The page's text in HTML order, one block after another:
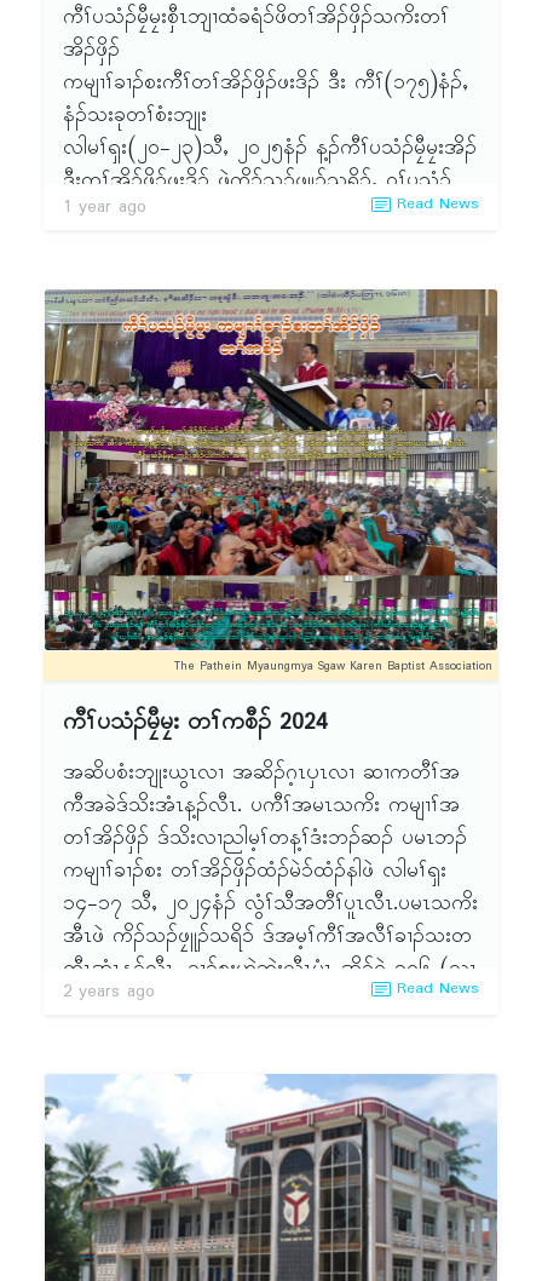
ကီၢ်ပသံၣ်မၠီမၠးစှီၤဘျၢထံခရံ၁်ဖိတၢ်အိၣ်ဖှိၣ်သကိးတၢ်
အိၣ်ဖှိၣ်
ကမျၢၢ်ခၢၣ်စးကီၢ်တၢ်အိၣ်ဖှိၣ်ဖးဒိၣ် ဒီး ကီၢ်(၁၇၅)နံၣ်ႇ
နံၣ်သးခုတၢ်စံးဘျုး
လါမၢ်ၡး(၂ဝ-၂၃)သီႇ ၂ဝ၂၅နံၣ် န့ၣ်ကီၢ်ပသံၣ်မၠီမၠးအိၣ်
ဒီးတၢ်အိၣ်ဖှိၣ်ဖးဒိၣ် ဖဲကိၣ်သၣ်ဖၠူၣ်သရိ၁်ႇ ဝ့ၢ်ပသံၣ်
န့ၣ်လီၤ. ၂၁.၃.၂ဝ၂၅ႇ ဂီၤ(၇းဝဝ)နၣ်ရံၣ်အနံၤအိၣ်ဒီး
တံ၁်တဲ၁်သတိၢ်ပျံၤလၢ ဖံသရၣ်မုၣ်ဒီးကထၢၣ်လၢၢ်ဝါႇ
သရၣ်ဒိၣ်ဒီးကထၢၣ် အၢဘၢၣ်ဖီဝ့ၣ်ႇ သရၣ်ဒိၣ်ဒီးက
ထၢၣ်သ့ရT့ၣ်ႇ သရၣ်ဒိၣ်သ့ၣ်ထူႇ သရၣ်ဒိၣ်မူလၢၢ်ဂ့ၤ
သ့ၣ်တဖၣ်န့ၣ်လီၤ. တၢ်ထုကဖၣ်ပ၁်စီ ဆှံလၢၢ်ထူၣ်လၢ
သရၣ်ဒိၣ်ထွ့မီၣ်ကၠံ ဒီးတၢ်အူကွဲၤႇ ပိ၁်ကျိၣ် (၁၇၅)ဘီ
န့ၣ်လီၤ. တၢ်ကစီၣ်လၢ သရၣ်ဒိၣ်ဒီးကထၢၣ်ဖျါစိဒီး တၢ်
ထုကဖၣ် လၢ သရၣ်ဒိၣ်စဲမီၣ်ႇ ဆိၣ်ဂ့ၤပျၢ်က့ၤတၢ်လၢ
သရၣ်ဒိၣ်ရှ့သးန့ၣ်လီၤ. ဂီၤ(၁ဝး၃ဝ)နၣ်ရံၣ် အိၣ်ဒီးပိ၁်
မုၣ်ကရၢ တၢ်ဘါန့ၣ်လီၤ. တၢ်ဘါကတီၢ်ၦၤပၢၤလီၢ်ဆ့ၣ်
နီၤ သရၣ်မုၣ်စၢ်ဘျုးႇ တၢ်ကစီၣ် သရၣ်မုၣ်တၢ်မျၢ်ဖီႇ
တၢ်ထုကဖၣ်လၢ သရၣ်မုၣ်ဖီလၢၢ်ဝါ ဒီးဆိၣ်ဂ့ၤပျၢ်တၢ်
လၢ သရၣ်မုၣ်ဒိၣ်ဖီစ့ဝါန့ၣ်လီၤ. တၢ်ဘါကတီၢ်အိၣ်ဒီး
တၢ်ဟ့ၣ်လီၤခိၣ်ဖးလၢ သးစၢ် တၢ်ပြၢသ့ၣ်တဖၣ်န့ၣ်လီၤ.
ဟါ (၂း၃ဝ)နၣ်ရံၣ်အိၣ်ဒီး ဝဲၤကျိၤလၢသးစၢ်တၢ်မၤ ဂီၢ်
တၢ်ဘါန့ၣ်လီၤ. ၦၤပၢၤလီၢ်ဆ့ၣ်နီၤ-သရၣ်ဒိၣ်န့ၢ်စ့ႇ တၢ်
ကစီၣ်-သရၣ်ဂ့ၤထူႇ တၢ်ထုကဖၣ်လၢ သရၣ်ဒိၣ်အဲၣ်ထူ
အူႇ ဆိၣ်ဂ့ၤပျၢ်တၢ်လၢ သရၣ်ဒိၣ်ဆၢဆၢ န့ၣ်လီၤ.
၂၂.၃.၂ဝ၂၅ႇ ဂီၤ (၇းဝဝ)နၣ်ရံၣ် အိၣ်ဒီး တၢ်သးခုက
စီၣ်ဝဲၤကျိၤတၢ်ဘါန့ၣ်လီၤ.ၦၤပၢၤလီၢ်ဆ့ၣ်နီၤ-သရၣ်ဒိၣ်
ဘ့ၤဒးႇ ၦၤဟ့ၣ်တၢ်ကစီၣ်-သရၣ်ဒိၣ်ယွၤဒုးမူ(ခဝ့ၡၢၣ်
နဲၣ်ရွဲၣ်)ႇ တၢ်ထုကဖၣ်လၢ သရၣ်စၤလမိၣ်ဒီး ဆိၣ်ဂ့ၤ
ပျၢ်တၢ်လၢ သရၣ်ဒိၣ်လၢၢ်မူ န့ၣ်လီၤ. တၢ်ဘါကတီၢ်အိၣ်
ကပီၤကဝီၤႇ တၢ်အိၣ်ဖှိၣ်ႇ ၦၤတဂၤဘၣ်တဂၤန့ၣ်လီၤ.ၦၤ
ပၢၤလီၢ်ဆ့ၣ်နီၤ-သရၣ်ဒိၣ် လ့မီႇ တၢ်ထုကဖၣ်-သရၣ်
ဒိၣ်ယွၤဒုးမူ(ခဝ့ၡၢၣ်နဲၣ်ရွဲၣ်)ႇ ဆိၣ်ဂ့ၤပျၢ်တၢ်-သရၣ်ဒိၣ်
ဝဲလ်ဒၢၣ် န့ၣ်လီၤ.
၂၃.၃.၂ဝ၂၅ႇ ဂီၤ(၇းဝဝ)နၣ်ရံၣ် တၢ်ဘါကတီၢ် ၦၤပၢၤ
လီၢ်ဆ့ၣ်နီၤ-သရၣ်ဒိၣ်အဲၣ်ဝါခၠံး(ကီၢ်ခိၣ်စၢၤ)ႇ တၢ်က
1 year ago Read News
The Pathein Myaungmya Sgaw Karen Baptist Association
ကီၢ်ပသံၣ်မၠီမၠး တၢ်ကစီၣ် 2024
အဆိပစံးဘျုးယွၤလၢ အဆိၣ်ဂ့ၤၦၤလၢ ဆၢကတီၢ်အ
ကီအခဲဒ်သိးအံၤန့ၣ်လီၤ. ပကီၢ်အမၤသကိး ကမျၢၢ်အ
တၢ်အိၣ်ဖှိၣ် ဒ်သိးလၢညါမ့ၢ်တန့ၢ်ဒံးဘၣ်ဆၣ် ပမၤဘၣ်
ကမျၢၢ်ခၢၣ်စး တၢ်အိၣ်ဖှိၣ်ထံၣ်မဲ၁်ထံၣ်နါဖဲ လါမၢ်ၡး
၁၄-၁၇ သီႇ ၂ဝ၂၄နံၣ် လွံၢ်သီအတီၢ်ပူၤလီၤ.ပမၤသကိး
အီၤဖဲ ကိၣ်သၣ်ဖၠူၣ်သရိ၁် ဒ်အမ့ၢ်ကီၢ်အလီၢ်ခၢၣ်သးတ
တီၤအံၤန့ၣ်လီၤ. ခၢၣ်စးဟဲဆဲးလီၤမံၤ အိၣ်ဝဲ ၃ဝ၆ (သၢ
ကယၤဃုဂၤ) န့ၣ်လီၤ. ကီၢ်ပသံၣ်မၠီမၠး ကဝီၤအိၣ်ဃိးက
လိ၁်တၢ်န့ၣ်လီၤ.
တၢ်ရဲၣ်တၢ်ကျဲၤဘၣ်တၢ်စးထီၣ်အီၤဒီး ဟါတၢ်ဘါဖဲ
၁၄.၃.၂ဝ၂၄ မုၢ်လွံၢ်နံၤဟါ ၆းဝဝနၣ်ရံၣ် ၦၤဟ့ၣ်တၢ်က
စီၣ်မ့ၢ်ဝဲ သရၣ်ဒိၣ်ကွဲၤခုၣ် ဒီးၦၤမၤသကိးတၢ်မ့ၢ်ဝဲ ကၠီကိ
ကၠူၣ်ပၠီၣ်အ့းမဲ ကဝီၤသရၣ်သမါသ့ၣ်တဖၣ်န့ၣ်လီၤ.
၁၅.၃.၂ဝ၂၄ ဂီၤ ၇းဝဝနၣ်ရံၣ် တၢ်သိၣ်လိလံ၁်စီဆှံလၢ
သရၣ်ဒိၣ်ဒီးကထၢၣ်ဖျါစိ ပိ၁်ထွဲထီၣ်အခံဒီး ၁ဝးဝဝနၣ်
2 years ago Read News